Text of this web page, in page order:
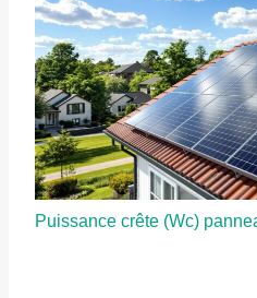
Puissance crête (Wc)